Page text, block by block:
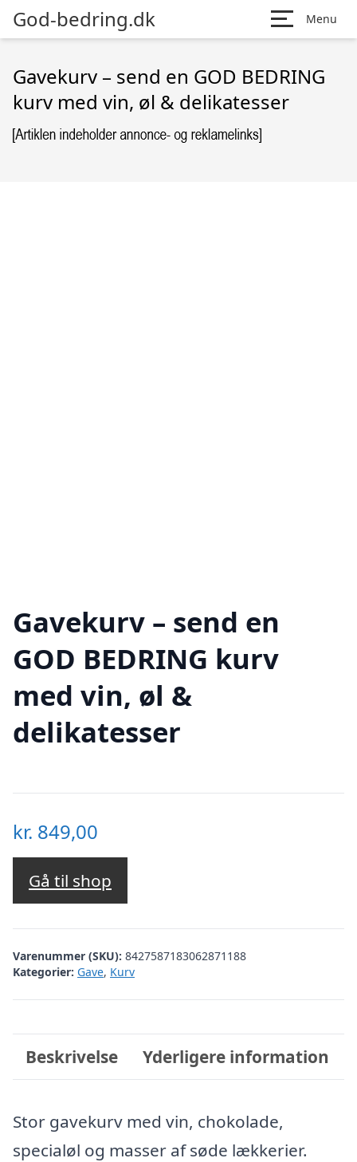
God-bedring.dk Menu
Gavekurv – send en GOD BEDRING
kurv med vin, øl & delikatesser
Gavekurv – send en
GOD BEDRING kurv
med vin, øl &
delikatesser
kr. 849,00
Gå til shop
Varenummer (SKU): 8427587183062871188
Kategorier: Gave, Kurv
Beskrivelse Yderligere information
Stor gavekurv med vin, chokolade,
specialøl og masser af søde lækkerier.